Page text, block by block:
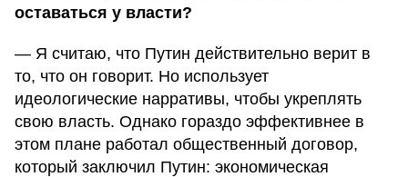
оставаться у власти?
— Я считаю, что Путин действительно верит в
то, что он говорит. Но использует
идеологические нарративы, чтобы укреплять
свою власть. Однако гораздо эффективнее в
этом плане работал общественный договор,
который заключил Путин: экономическая